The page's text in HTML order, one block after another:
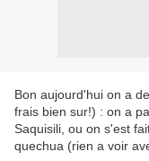
Bon aujourd'hui on a
frais bien sur!) : on a
Saquisili, ou on s'est
quechua (rien a voir